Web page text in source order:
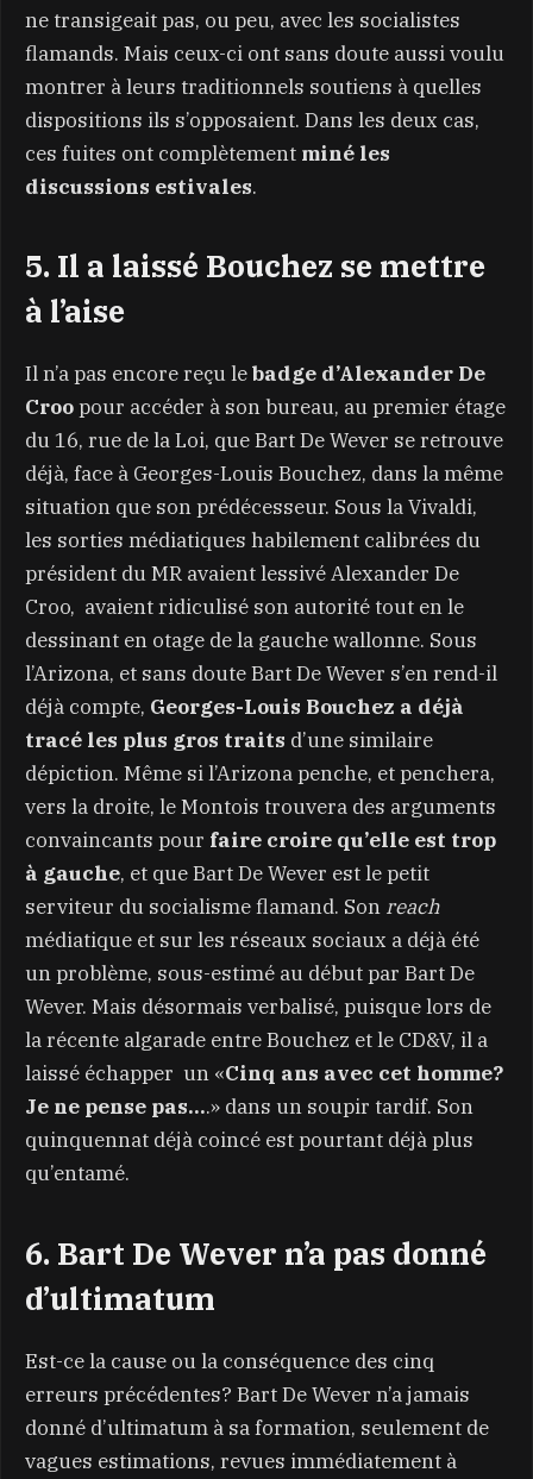
ne transigeait pas, ou peu, avec les socialistes
flamands. Mais ceux-ci ont sans doute aussi voulu
montrer à leurs traditionnels soutiens à quelles
dispositions ils s’opposaient. Dans les deux cas,
ces fuites ont complètement miné les
discussions estivales.
5. Il a laissé Bouchez se mettre
à l’aise
Il n’a pas encore reçu lebadge d’Alexander De
Croopour accéder à son bureau, au premier étage
du 16, rue de la Loi, que Bart De Wever se retrouve
déjà, face à Georges-Louis Bouchez, dans la même
situation que son prédécesseur. Sous la Vivaldi,
les sorties médiatiques habilement calibrées du
président du MR avaient lessivé Alexander De
Croo, avaient ridiculisé son autorité tout en le
dessinant en otage de la gauche wallonne. Sous
l’Arizona, et sans doute Bart De Wever s’en rend-il
déjà compte, Georges-Louis Bouchez a déjà
tracé les plus gros traits d’une similaire
dépiction. Même si l’Arizona penche, et penchera,
vers la droite, le Montois trouvera des arguments
convaincants pour faire croire qu’elle est trop
à gauche, et que Bart De Wever est le petit
serviteur du socialisme flamand. Son reach
médiatique et sur les réseaux sociaux a déjà été
un problème, sous-estimé au début par Bart De
Wever. Mais désormais verbalisé, puisque lors de
la récente algarade entre Bouchez et le CD&V, il a
laissé échapper un «Cinq ans avec cet homme?
Je ne pense pas….» dans un soupir tardif. Son
quinquennat déjà coincé est pourtant déjà plus
qu’entamé.
6. Bart De Wever n’a pas donné
d’ultimatum
Est-ce la cause ou la conséquence des cinq
erreurs précédentes? Bart De Wever n’a jamais
donné d’ultimatum à sa formation, seulement de
vagues estimations, revues immédiatement à